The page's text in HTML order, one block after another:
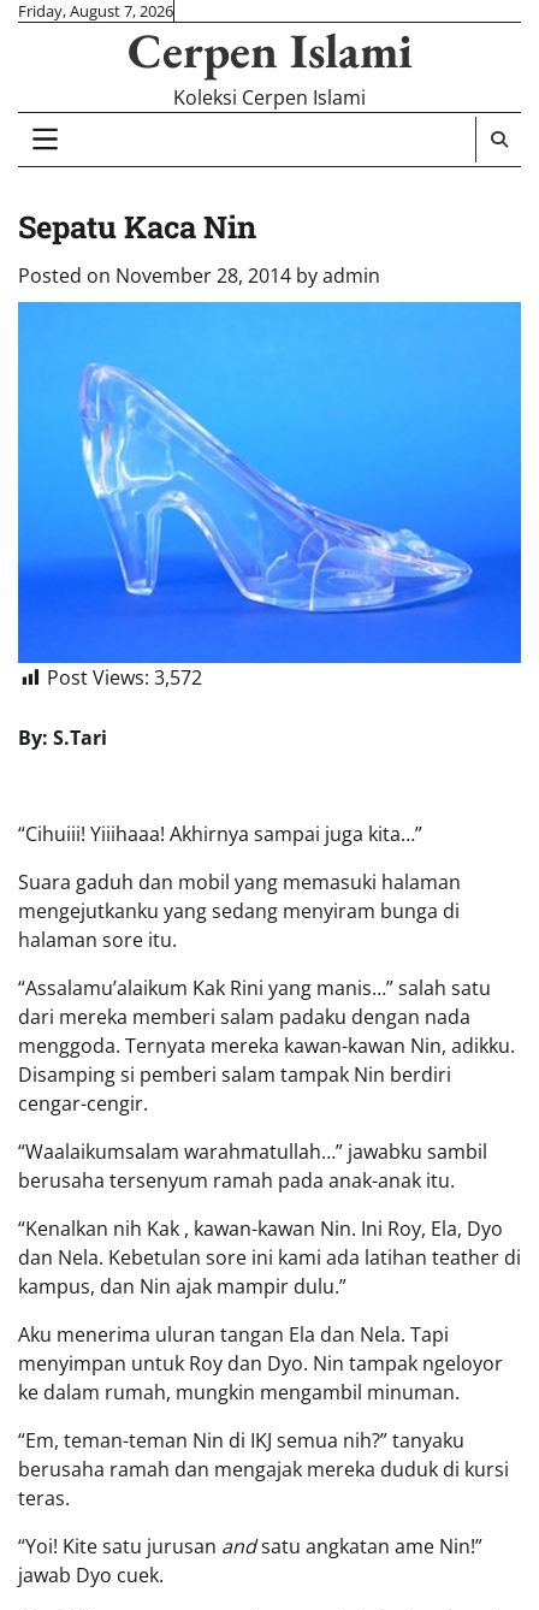
SkipFriday, August 7, 2026
Cerpen Islami
Koleksi Cerpen Islami
Sepatu Kaca Nin
Posted on November 28, 2014 byadmin
Post Views: 3,572
By: S.Tari
“Cihuiii! Yiiihaaa! Akhirnya sampai juga kita…”
Suara gaduh dan mobil yang memasuki halaman
mengejutkanku yang sedang menyiram bunga di
halaman sore itu.
“Assalamu’alaikum Kak Rini yang manis…” salah satu
dari mereka memberi salam padaku dengan nada
menggoda. Ternyata mereka kawan-kawan Nin, adikku.
Disamping si pemberi salam tampak Nin berdiri
cengar-cengir.
“Waalaikumsalam warahmatullah…” jawabku sambil
berusaha tersenyum ramah pada anak-anak itu.
“Kenalkan nih Kak , kawan-kawan Nin. Ini Roy, Ela, Dyo
dan Nela. Kebetulan sore ini kami ada latihan teather di
kampus, dan Nin ajak mampir dulu.”
Aku menerima uluran tangan Ela dan Nela. Tapi
menyimpan untuk Roy dan Dyo. Nin tampak ngeloyor
ke dalam rumah, mungkin mengambil minuman.
“Em, teman-teman Nin di IKJ semua nih?” tanyaku
berusaha ramah dan mengajak mereka duduk di kursi
teras.
“Yoi! Kite satu jurusan andsatu angkatan ame Nin!”
jawab Dyo cuek.